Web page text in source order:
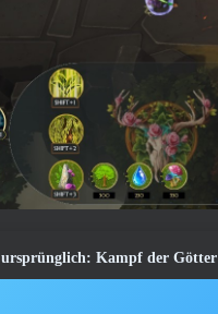
ursprünglich: Kampf der Götter